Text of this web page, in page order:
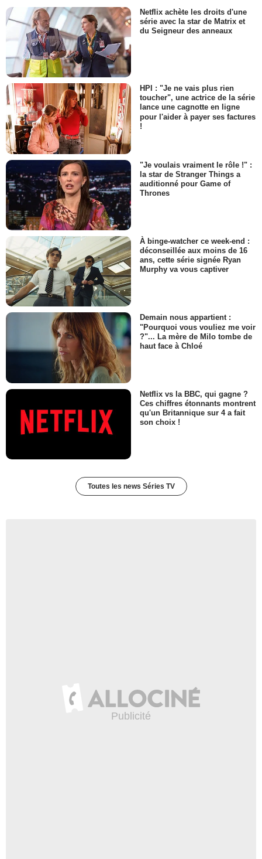
Netflix achète les droits d'une
série avec la star de Matrix et
du Seigneur des anneaux
HPI : "Je ne vais plus rien
toucher", une actrice de la série
lance une cagnotte en ligne
pour l'aider à payer ses factures
!
"Je voulais vraiment le rôle !" :
la star de Stranger Things a
auditionné pour Game of
Thrones
À binge-watcher ce week-end :
déconseillée aux moins de 16
ans, cette série signée Ryan
Murphy va vous captiver
Demain nous appartient :
"Pourquoi vous vouliez me voir
?"... La mère de Milo tombe de
haut face à Chloé
Netflix vs la BBC, qui gagne ?
Ces chiffres étonnants montrent
qu'un Britannique sur 4 a fait
son choix !
Toutes les news Séries TV